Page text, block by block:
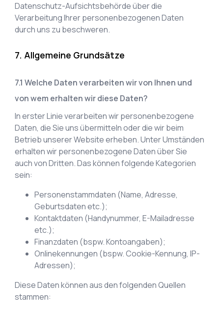
Datenschutz-Aufsichtsbehörde über die
Verarbeitung Ihrer personenbezogenen Daten
durch uns zu beschweren.
Allgemeine Grundsätze
Welche Daten verarbeiten wir von Ihnen und
von wem erhalten wir diese Daten?
In erster Linie verarbeiten wir personenbezogene
Daten, die Sie uns übermitteln oder die wir beim
Betrieb unserer Website erheben. Unter Umständen
erhalten wir personenbezogene Daten über Sie
auch von Dritten. Das können folgende Kategorien
sein:
Personenstammdaten (Name, Adresse,
Geburtsdaten etc.);
Kontaktdaten (Handynummer, E-Mailadresse
etc.);
Finanzdaten (bspw. Kontoangaben);
Onlinekennungen (bspw. Cookie-Kennung, IP-
Adressen);
Diese Daten können aus den folgenden Quellen
stammen: